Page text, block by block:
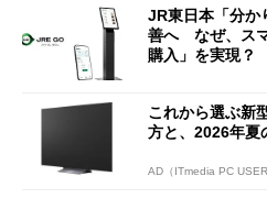
JR東日本「分か
善へ なぜ、ス
購入」を実現？
これから選ぶ新
方と、2026年夏
AD（ITmedia PC USER